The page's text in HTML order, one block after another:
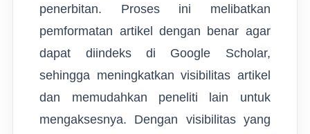
penerbitan. Proses ini melibatkan
pemformatan artikel dengan benar agar
dapat diindeks di Google Scholar,
sehingga meningkatkan visibilitas artikel
dan memudahkan peneliti lain untuk
mengaksesnya. Dengan visibilitas yang